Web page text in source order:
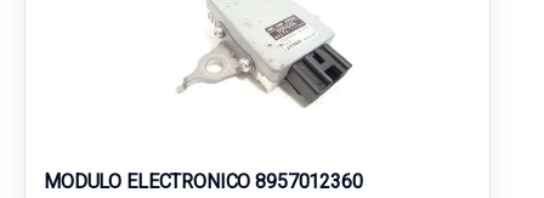
MODULO ELECTRONICO 8957012360